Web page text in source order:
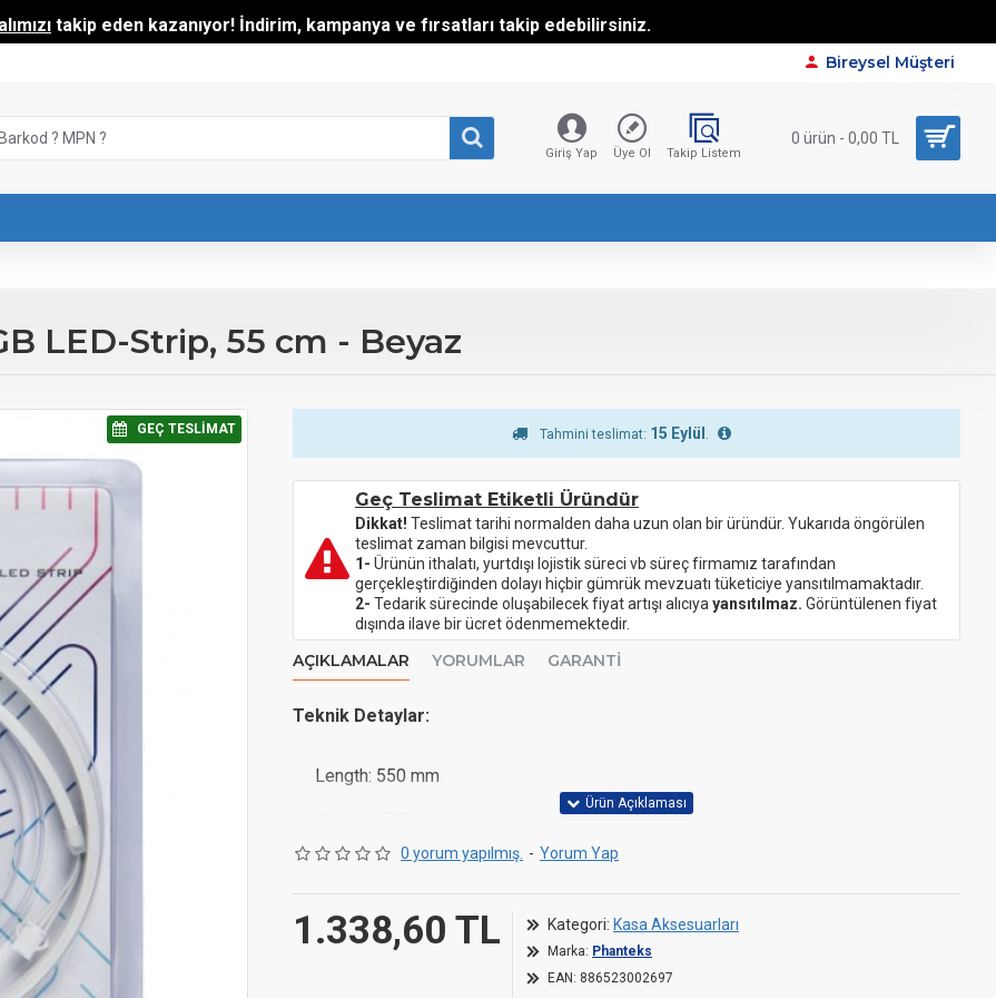
takip eden kazanıyor! İndirim, kampanya ve fırsatları takip edebilirsiniz.
Bireysel Müşteri
Giriş Yap Üye Ol Takip Listem
0 ürün - 0,00 TL
LED-Strip, 55 cm - Beyaz
⠀GEÇ TESLIMAT Tahmini teslimat: 15 Eylül
Geç Teslimat Etiketli Üründür
Dikkat! Teslimat tarihi normalden daha uzun olan bir üründür. Yukarıda öngörülen
teslimat zaman bilgisi mevcuttur.
1- Ürünün ithalatı, yurtdışı lojistik süreci vb süreç firmamız tarafından
gerçekleştirdiğinden dolayı hiçbir gümrük mevzuatı tüketiciye yansıtılmamaktadır.
2- Tedarik sürecinde oluşabilecek fiyat artışı alıcıya yansıtılmaz. Görüntülenen fiyat
dışında ilave bir ücret ödenmemektedir.
AÇIKLAMALAR YORUMLAR GARANTI
Teknik Detaylar:
Length: 550 mm
Connection: 3-Pin 5 V (proprietary)
Voltage: 5V
0 yorum yapılmış. - Yorum Yap
1.338,60 TL Kategori: Kasa Aksesuarları
Marka: Phanteks
EAN: 886523002697